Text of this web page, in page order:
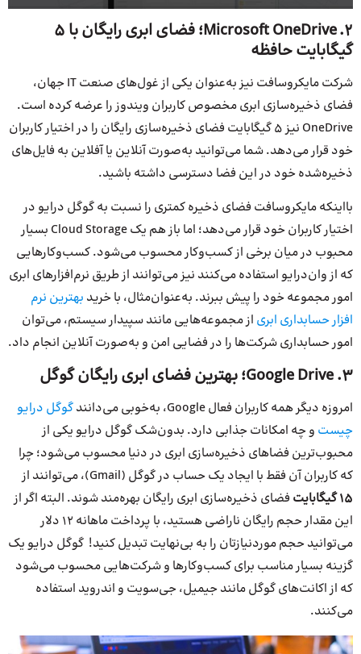
2. Microsoft OneDrive؛ فضای ابری رایگان با 5
گیگابایت حافظه
شرکت مایکروسافت نیز به‌عنوان یکی از غول‌های صنعت IT جهان،
فضای ذخیره‌سازی ابری مخصوص کاربران ویندوز را عرضه کرده است.
OneDrive نیز 5 گیگابایت فضای ذخیره‌سازی رایگان را در اختیار کاربران
خود قرار می‌دهد. شما می‌توانید به‌صورت آنلاین یا آفلاین به فایل‌های
ذخیره‌شده خود در این فضا دسترسی داشته باشید.
با‌اینکه مایکروسافت فضای ذخیره کمتری را نسبت به گوگل درایو در
اختیار کاربران خود قرار می‌دهد؛ اما باز هم یک Cloud Storage بسیار
محبوب در میان برخی از کسب‌و‌کار محسوب می‌شود. کسب‌و‌کارهایی
که از وان‌درایو استفاده می‌کنند نیز می‌توانند از طریق نرم‌افزارهای ابری
امور مجموعه خود را پیش ببرند. به‌عنوان‌مثال، با خرید بهترین نرم
افزار حسابداری ابری از مجموعه‌هایی مانند سپیدار سیستم، می‌توان
امور حسابداری شرکت‌ها را در فضایی امن و به‌صورت آنلاین انجام داد.
3. Google Drive؛ بهترین فضای ابری رایگان گوگل
امروزه دیگر همه کاربران فعال Google، به‌خوبی می‌دانند
گوگل درایو
چیست و چه امکانات جذابی دارد. بدون‌شک گوگل درایو یکی از
محبوب‌ترین فضاهای ذخیره‌سازی ابری در دنیا محسوب می‌شود؛ چرا
که کاربران آن فقط با ایجاد یک حساب در گوگل (Gmail)، می‌توانند از
15 گیگابایت
فضای ذخیره‌سازی ابری رایگان بهره‌مند شوند. البته اگر از
این مقدار حجم رایگان ناراضی هستید، با پرداخت ماهانه 12 دلار
می‌توانید حجم مورد‌نیازتان را به بی‌نهایت تبدیل کنید! گوگل درایو یک
گزینه بسیار مناسب برای کسب‌و‌کارها و شرکت‌هایی محسوب می‌شود
که از اکانت‌های گوگل مانند جیمیل، جی‌سویت و اندروید استفاده
می‌کنند.